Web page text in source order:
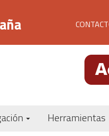
Menú
de
Herramientas